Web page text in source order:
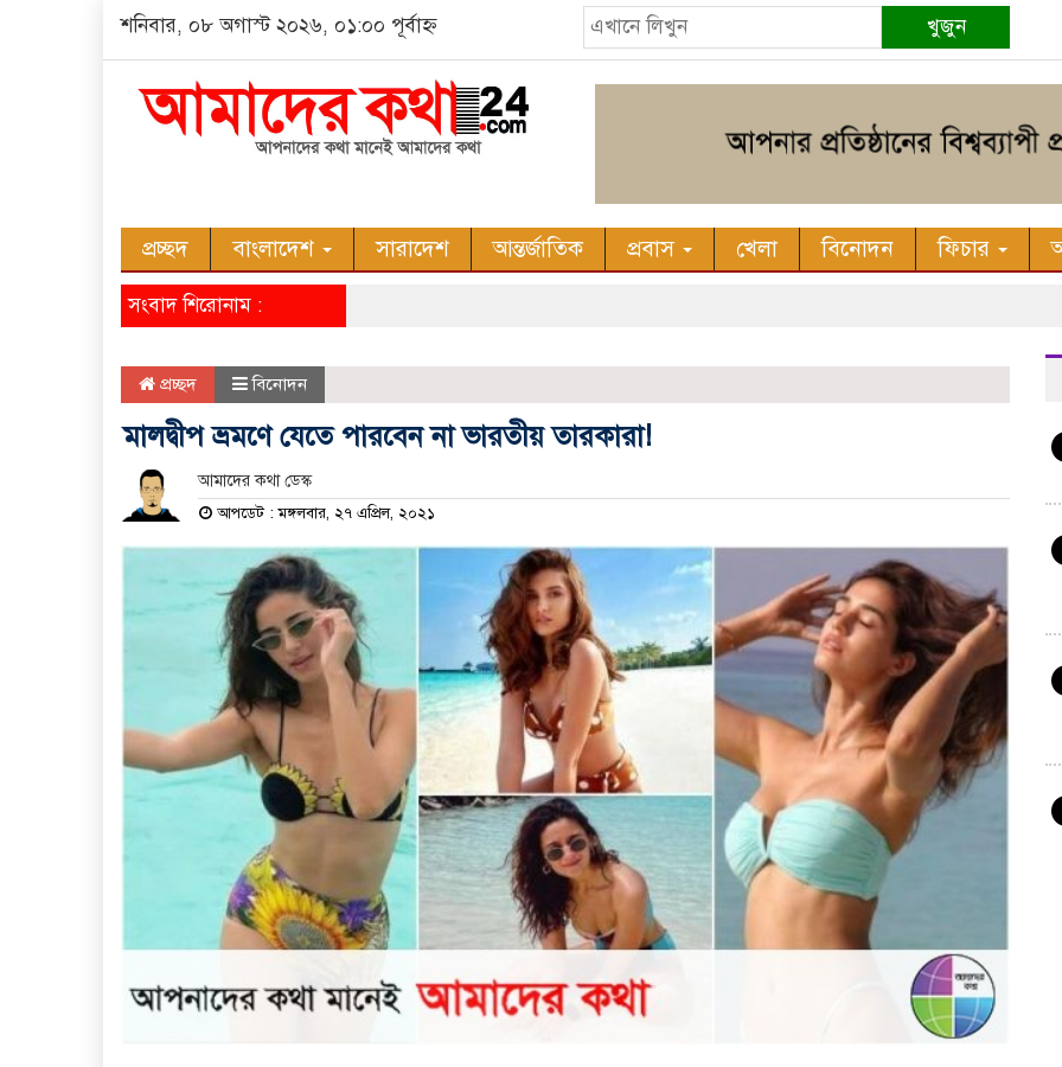
শনিবার, ০৮ অগাস্ট ২০২৬, ০১:০০ পূর্বাহ্ন খুজুন
প্রচ্ছদ বাংলাদেশ সারাদেশ আন্তর্জাতিক প্রবাস খেলা বিনোদন ফিচার
সংবাদ শিরোনাম :
প্রচ্ছদ বিনোদন
মালদ্বীপ ভ্রমণে যেতে পারবেন না ভারতীয় তারকারা!
আমাদের কথা ডেস্ক
আপডেট : মঙ্গলবার, ২৭ এপ্রিল, ২০২১